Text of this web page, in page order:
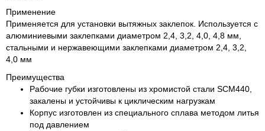
Применение
Применяется для установки вытяжных заклепок. Используется с
алюминиевыми заклепками диаметром 2,4, 3,2, 4,0, 4,8 мм,
стальными и нержавеющими заклепками диаметром 2,4, 3,2,
4,0 мм
Преимущества
Рабочие губки изготовлены из хромистой стали SCM440,
закалены и устойчивы к циклическим нагрузкам
Корпус изготовлен из специального сплава методом литья
под давлением